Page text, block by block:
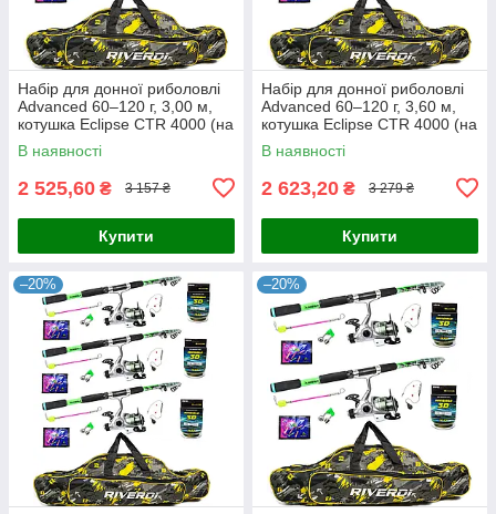
Набір для донної риболовлі
Advanced 60–120 г, 3,00 м,
котушка Eclipse CTR 4000 (на
2 вудилища)
В наявності
2 525,60 ₴ 3 157 ₴
Купити
Набір для донної риболовлі
Advanced 60–120 г, 3,60 м,
котушка Eclipse CTR 4000 (на
2 вудилища)
В наявності
2 623,20 ₴ 3 279 ₴
Купити
–20% –20%